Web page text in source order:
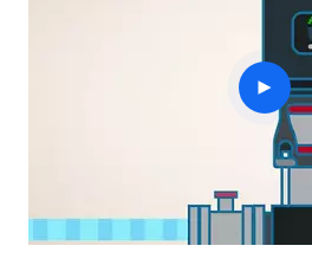
Play
video